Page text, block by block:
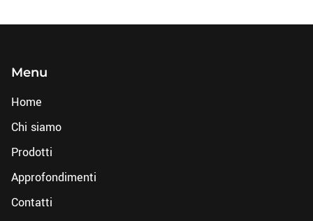
Menu
Home
Chi siamo
Prodotti
Approfondimenti
Contatti